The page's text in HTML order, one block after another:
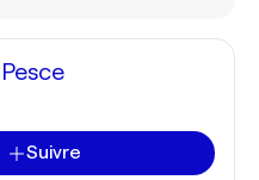
Suivre